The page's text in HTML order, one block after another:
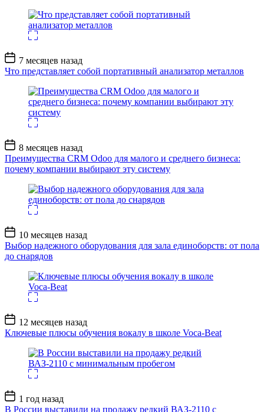
Дата
записи
7 месяцев назад
Что представляет собой портативный анализатор металлов
Дата
записи
8 месяцев назад
Преимущества CRM Odoo для малого и среднего бизнеса:
почему компании выбирают эту систему
Дата
записи
10 месяцев назад
Выбор надежного оборудования для зала единоборств: от пола
до снарядов
Дата
записи
12 месяцев назад
Ключевые плюсы обучения вокалу в школе Voca-Beat
Дата
записи
1 год назад
В России выставили на продажу редкий ВАЗ-2110 с